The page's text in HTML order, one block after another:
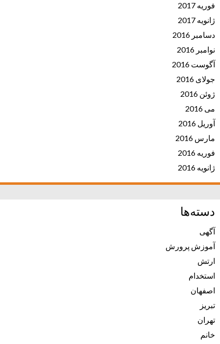
فوریه 2017
ژانویه 2017
دسامبر 2016
نوامبر 2016
آگوست 2016
جولای 2016
ژوئن 2016
می 2016
آوریل 2016
مارس 2016
فوریه 2016
ژانویه 2016
دسته‌ها
آگهی
آموزش پرورش
ارتش
استخدام
اصفهان
تبریز
تهران
خانم